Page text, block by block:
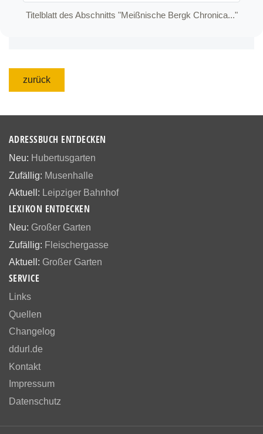
Titelblatt des Abschnitts "Meißnische Bergk Chronica..."
zurück
ADRESSBUCH ENTDECKEN
Neu: Hubertusgarten
Zufällig: Musenhalle
Aktuell: Leipziger Bahnhof
LEXIKON ENTDECKEN
Neu: Großer Garten
Zufällig: Fleischergasse
Aktuell: Großer Garten
SERVICE
Links
Quellen
Changelog
ddurl.de
Kontakt
Impressum
Datenschutz